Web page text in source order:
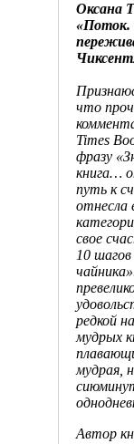
Оксана
«Поток.
что
Times
фразу
книга…
путь к
отнесла
свое
10
редкой
мудрых
мудрая,
Автор